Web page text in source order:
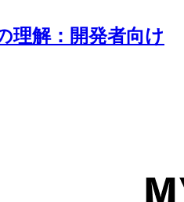
理解：開発者向け